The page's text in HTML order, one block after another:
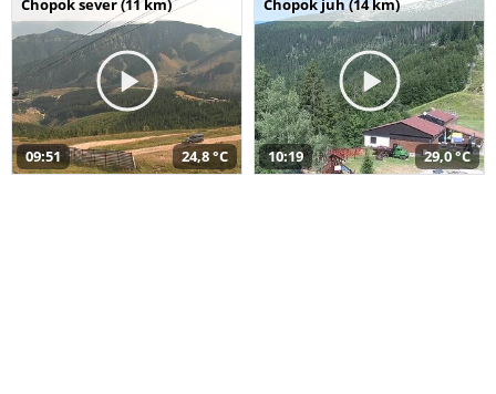
Chopok sever (11 km)
09:51 24,8 °C
Chopok juh (14 km)
10:19 29,0 °C